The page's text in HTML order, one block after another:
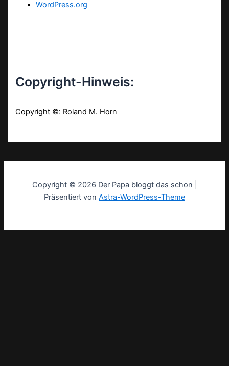
WordPress.org
Copyright-Hinweis:
Copyright ©: Roland M. Horn
Copyright © 2026 Der Papa bloggt das schon |
Präsentiert von Astra-WordPress-Theme